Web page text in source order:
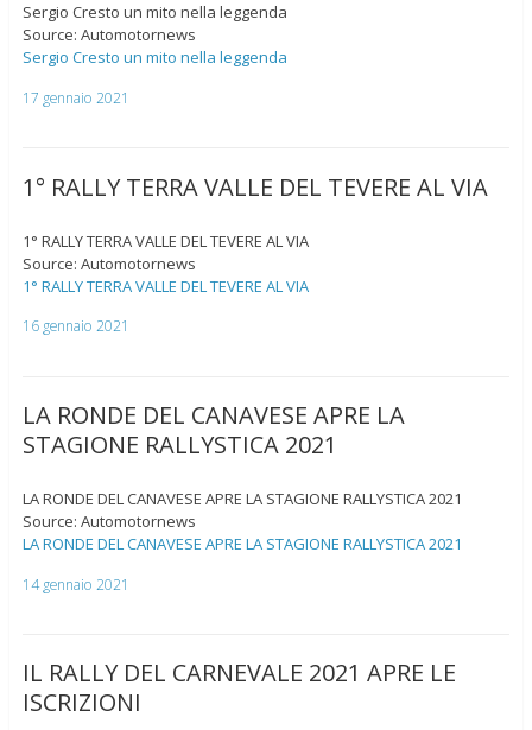
Sergio Cresto un mito nella leggenda
Source: Automotornews
Sergio Cresto un mito nella leggenda
17 gennaio 2021
1° RALLY TERRA VALLE DEL TEVERE AL VIA
1° RALLY TERRA VALLE DEL TEVERE AL VIA
Source: Automotornews
1° RALLY TERRA VALLE DEL TEVERE AL VIA
16 gennaio 2021
LA RONDE DEL CANAVESE APRE LA
STAGIONE RALLYSTICA 2021
LA RONDE DEL CANAVESE APRE LA STAGIONE RALLYSTICA 2021
Source: Automotornews
LA RONDE DEL CANAVESE APRE LA STAGIONE RALLYSTICA 2021
14 gennaio 2021
IL RALLY DEL CARNEVALE 2021 APRE LE
ISCRIZIONI